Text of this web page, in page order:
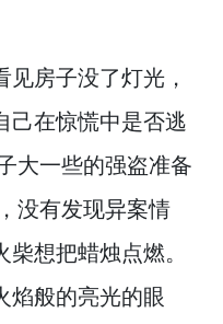
房子没了灯光，
己在惊慌中是否逃
大一些的强盗准备
没有发现异案情
想把蜡烛点燃。
焰般的亮光的眼